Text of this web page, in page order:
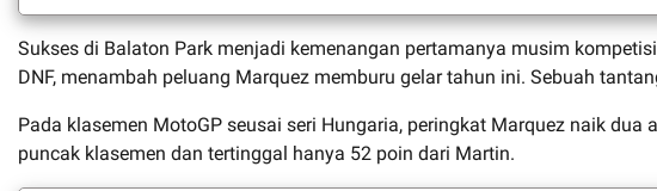
Sukses di Balaton Park menjadi kemenangan pertamanya musim
DNF, menambah peluang Marquez memburu gelar tahun ini. Sebuah
Pada klasemen MotoGP seusai seri Hungaria, peringkat Marquez naik
puncak klasemen dan tertinggal hanya 52 poin dari Martin.